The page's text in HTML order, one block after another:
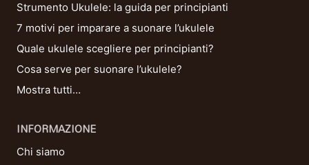
Strumento Ukulele: la guida per principianti
7 motivi per imparare a suonare l’ukulele
Quale ukulele scegliere per principianti?
Cosa serve per suonare l’ukulele?
Mostra tutti…
INFORMAZIONE
Chi siamo